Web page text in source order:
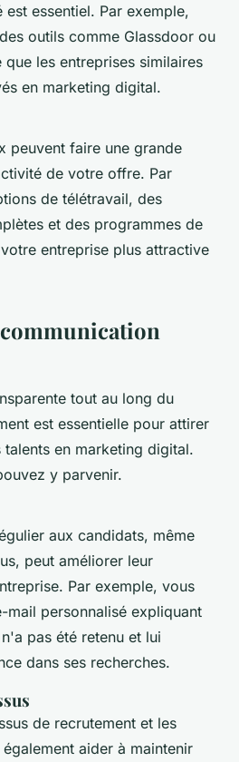
essentiel. Par exemple,
outils comme Glassdoor ou
les entreprises similaires
en marketing digital.
peuvent faire une grande
de votre offre. Par
de télétravail, des
et des programmes de
entreprise plus attractive
tout au long du
est essentielle pour attirer
en marketing digital.
y parvenir.
aux candidats, même
peut améliorer leur
Par exemple, vous
mail personnalisé expliquant
pas été retenu et lui
dans ses recherches.
de recrutement et les
aider à maintenir